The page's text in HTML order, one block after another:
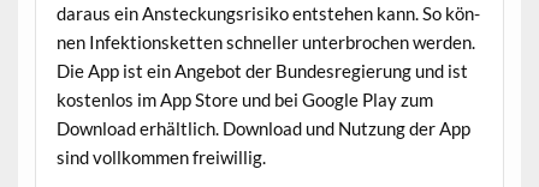
daraus ein Ansteck­ungsrisiko entste­hen kann. So kön­
nen Infek­tions­ket­ten schneller unter­brochen wer­den.
Die App ist ein Ange­bot der Bun­desregierung und ist
kosten­los im App Store und bei Google Play zum
Down­load erhältlich. Down­load und Nutzung der App
sind vol­lkom­men freiwillig.